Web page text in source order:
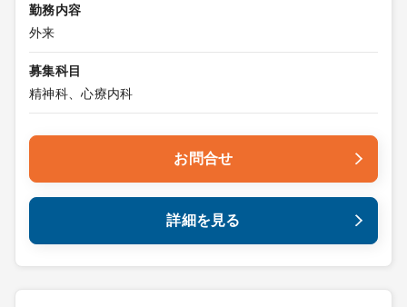
勤務内容
外来
募集科目
精神科、心療内科
お問合せ
詳細を見る